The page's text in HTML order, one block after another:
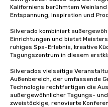
Kaliforniens berühmtem
Entspannung, Inspiration und
Silverado kombiniert
Einrichtungen und bietet
ruhiges Spa-Erlebnis, kreative
Tagungszentrum in diesem
Silverados vielseitige
Außenbereich, der umfassende
Technologie rechtfertigen die
außergewöhnlicher Tagungs-
zweistöckige, renovierte